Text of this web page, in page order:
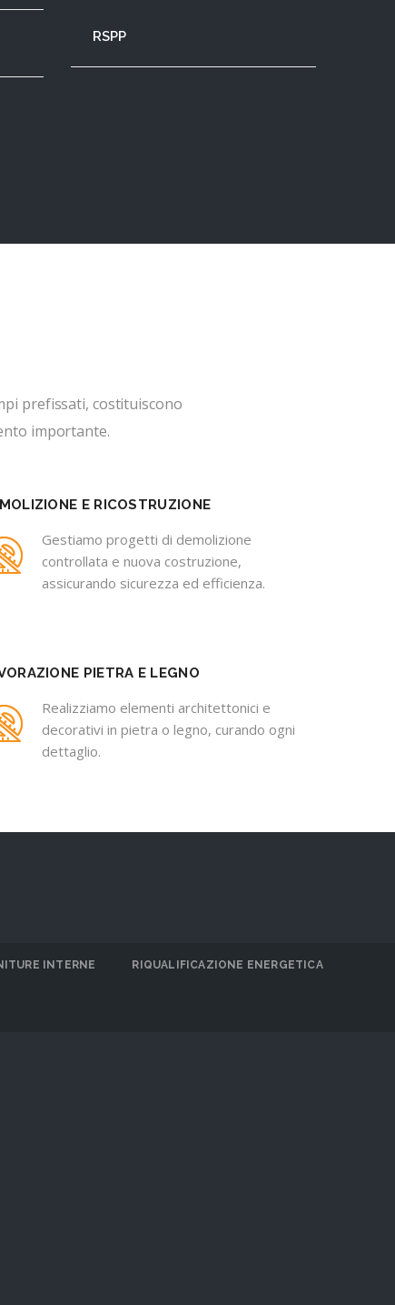
RSPP
prefissati, costituiscono
importante.
E RICOSTRUZIONE
Gestiamo progetti di demolizione
controllata e nuova costruzione,
assicurando sicurezza ed efficienza.
PIETRA E LEGNO
Realizziamo elementi architettonici e
decorativi in pietra o legno, curando ogni
dettaglio.
INTERNE RIQUALIFICAZIONE ENERGETICA